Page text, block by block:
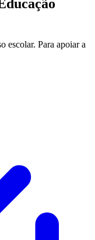
escolar. Para apoiar a